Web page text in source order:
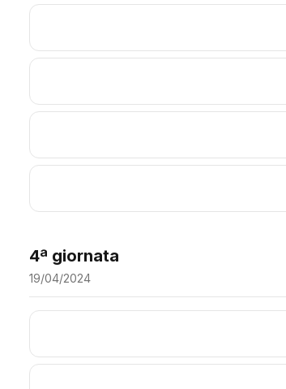
4ª giornata
19/04/2024